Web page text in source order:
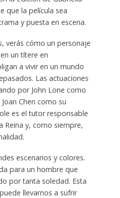
que la película sea
y puesta en escena.
verás cómo un personaje
un títere en
a vivir en un mundo
Las actuaciones
por John Lone como
Chen como su
es el tutor responsable
Reina y, como siempre,
escenarios y colores.
para un hombre que
por tanta soledad. Esta
llevarnos a sufrir